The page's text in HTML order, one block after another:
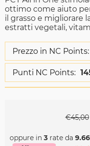
ottimo come aiuto
il grasso e migliorare
estratti vegetali,
Prezzo in NC Points:
Punti NC Points:
€45,00
oppure in 3 rate da 9.66